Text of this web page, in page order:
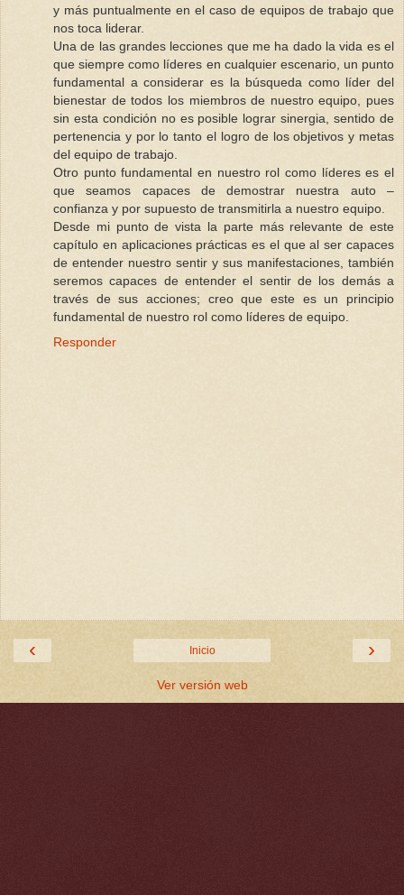
y más puntualmente en el caso de equipos de trabajo que
nos toca liderar.
Una de las grandes lecciones que me ha dado la vida es el
que siempre como líderes en cualquier escenario, un punto
fundamental a considerar es la búsqueda como líder del
bienestar de todos los miembros de nuestro equipo, pues
sin esta condición no es posible lograr sinergia, sentido de
pertenencia y por lo tanto el logro de los objetivos y metas
del equipo de trabajo.
Otro punto fundamental en nuestro rol como líderes es el
que seamos capaces de demostrar nuestra auto –
confianza y por supuesto de transmitirla a nuestro equipo.
Desde mi punto de vista la parte más relevante de este
capítulo en aplicaciones prácticas es el que al ser capaces
de entender nuestro sentir y sus manifestaciones, también
seremos capaces de entender el sentir de los demás a
través de sus acciones; creo que este es un principio
fundamental de nuestro rol como líderes de equipo.
Responder
‹ ›
Inicio
Ver versión web